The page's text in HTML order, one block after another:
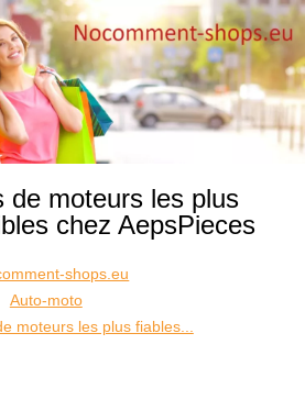
de moteurs les plus
chez AepsPieces
shops.eu
Auto-moto
moteurs les plus fiables...